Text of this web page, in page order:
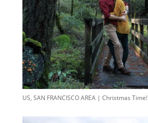
US, SAN FRANCISCO AREA | Christmas Time!